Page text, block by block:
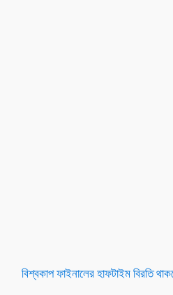
বিশ্বকাপ ফাইনালের হাফটাইম বিরতি